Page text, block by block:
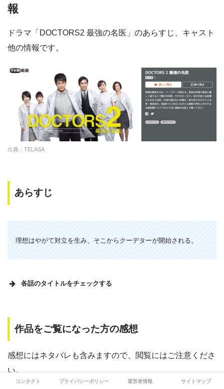
報
ドラマ「DOCTORS2 最強の名医」のあらすじ、キャスト
他の情報です。
出典：TELASA
あらすじ
理想はやがて対立を生み、そこからクーデターが開始される。
各話のタイトルをチェックする
１
極秘オペは2億円!? 最強決戦が今夜始まる!!
話
母子ともに救えるか超絶オペが始まる!!
作品をご覧になった方の感想
感想にはネタバレも含みますので、閲覧にはご注意くださ
い。
コンタクト プライバシーポリシー 運営者情報 サイトマップ